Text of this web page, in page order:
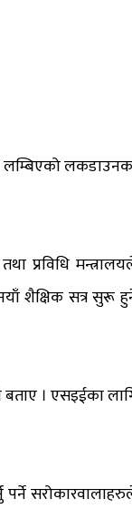
लम्बिएको
प्रविधि
शैक्षिक सत्र सुरू
बताए । एसइईका
पर्ने